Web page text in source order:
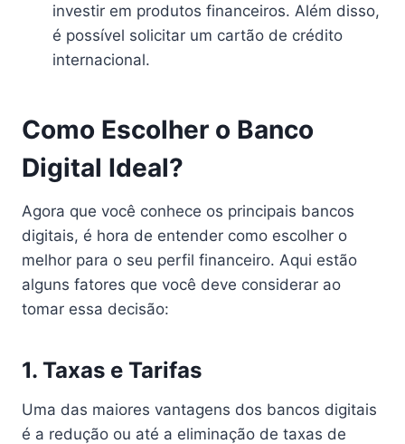
investir em produtos financeiros. Além disso,
é possível solicitar um cartão de crédito
internacional.
Como Escolher o Banco
Digital Ideal?
Agora que você conhece os principais bancos
digitais, é hora de entender como escolher o
melhor para o seu perfil financeiro. Aqui estão
alguns fatores que você deve considerar ao
tomar essa decisão:
1. Taxas e Tarifas
Uma das maiores vantagens dos bancos digitais
é a redução ou até a eliminação de taxas de